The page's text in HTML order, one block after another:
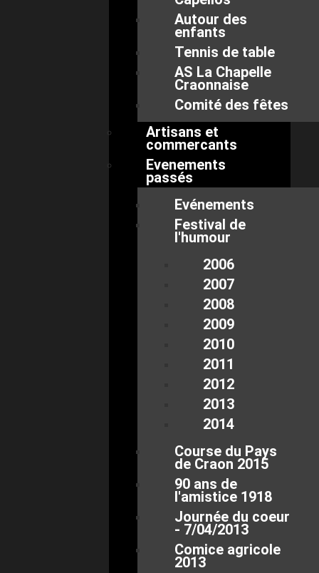
Autour des
enfants
Tennis de table
AS La Chapelle
Craonnaise
Comité des fêtes
Artisans et
commercants
Evenements
passés
Evénements
Festival de
l'humour
2006
2007
2008
2009
2010
2011
2012
2013
2014
Course du Pays
de Craon 2015
90 ans de
l'amistice 1918
Journée du coeur
- 7/04/2013
Comice agricole
2013